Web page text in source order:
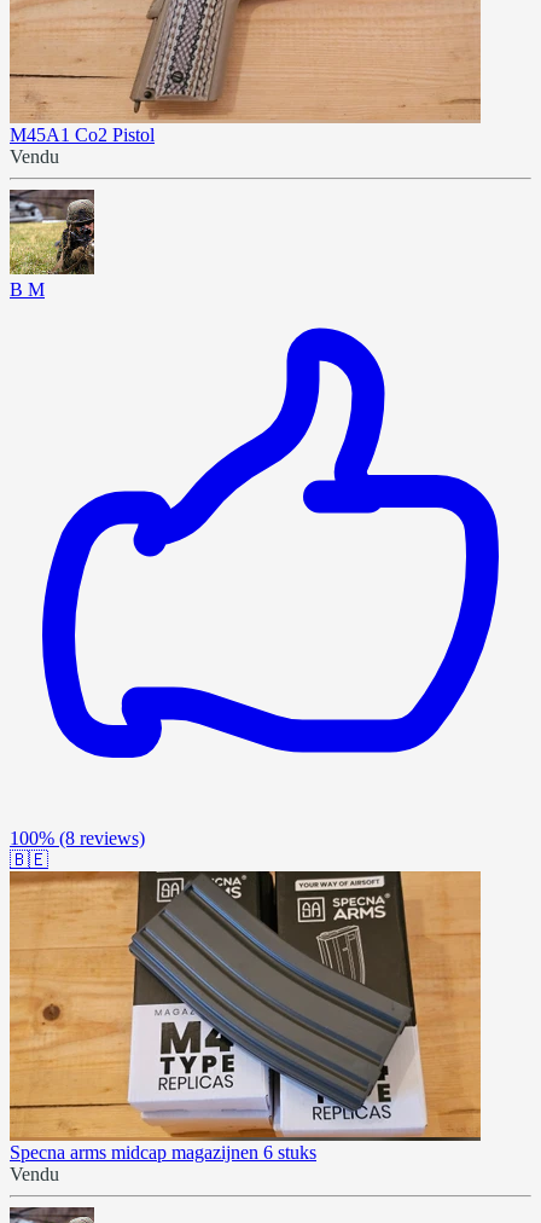
M45A1 Co2 Pistol
Vendu
B M
100% (8 reviews)
🇧🇪
Specna arms midcap magazijnen 6 stuks
Vendu